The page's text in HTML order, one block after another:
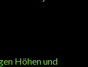
Höhen und